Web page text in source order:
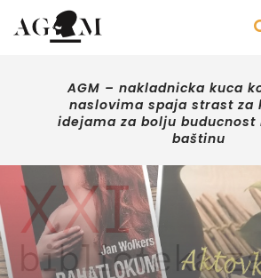
AGM – nakladnicka kuca
naslovima spaja strast za
idejama za bolju buducnost
baštinu